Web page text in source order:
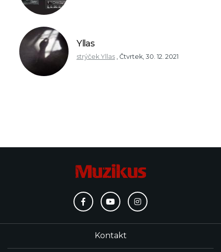
Yllas
strýček Yllas , Čtvrtek, 30. 12. 2021
Kontakt